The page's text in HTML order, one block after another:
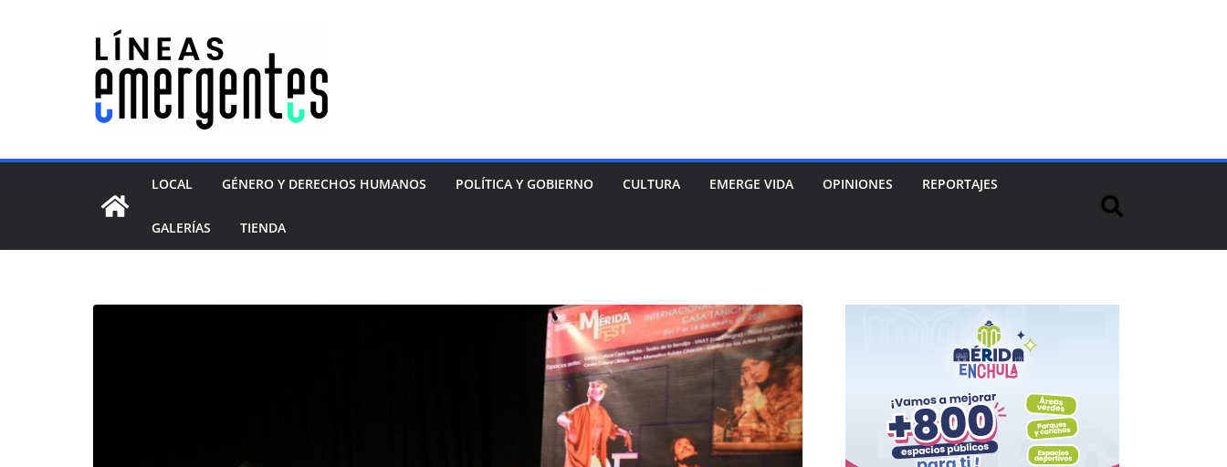
LOCAL GÉNERO Y DERECHOS HUMANOS POLÍTICA Y GOBIERNO CULTURA EMERGE VIDA OPINIONES REPORTAJES
GALERÍAS TIENDA